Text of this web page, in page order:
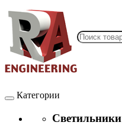
Категории
Светильники